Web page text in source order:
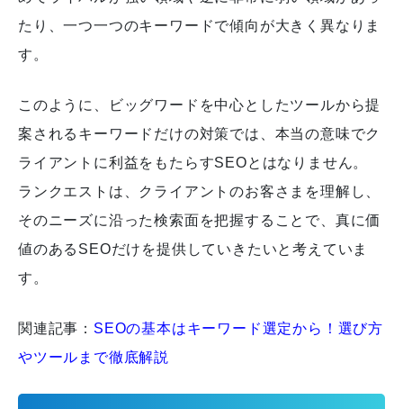
たり、一つ一つのキーワードで傾向が大きく異なりま
す。
このように、ビッグワードを中心としたツールから提
案されるキーワードだけの対策では、本当の意味でク
ライアントに利益をもたらすSEOとはなりません。
ランクエストは、クライアントのお客さまを理解し、
そのニーズに沿った検索面を把握することで、真に価
値のあるSEOだけを提供していきたいと考えていま
す。
関連記事： SEOの基本はキーワード選定から！選び方
やツールまで徹底解説